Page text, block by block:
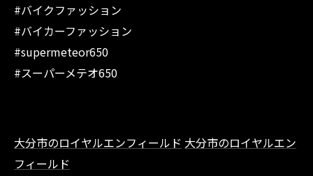
#バイクファッション
#バイカーファッション
#supermeteor650
#スーパーメテオ650
大分市のロイヤルエンフィールド 大分市のロイヤルエン
フィールド